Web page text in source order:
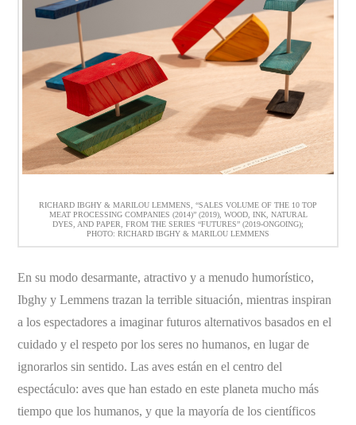
RICHARD IBGHY & MARILOU LEMMENS, “SALES VOLUME OF THE 10 TOP
MEAT PROCESSING COMPANIES (2014)” (2019), WOOD, INK, NATURAL
DYES, AND PAPER, FROM THE SERIES “FUTURES” (2019-ONGOING);
PHOTO: RICHARD IBGHY & MARILOU LEMMENS
En su modo desarmante, atractivo y a menudo humorístico,
Ibghy y Lemmens trazan la terrible situación, mientras inspiran
a los espectadores a imaginar futuros alternativos basados en el
cuidado y el respeto por los seres no humanos, en lugar de
ignorarlos sin sentido. Las aves están en el centro del
espectáculo: aves que han estado en este planeta mucho más
tiempo que los humanos, y que la mayoría de los científicos